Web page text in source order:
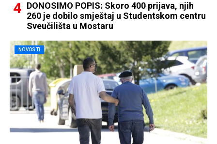
DONOSIMO POPIS: Skoro 400 prijava, njih
260 je dobilo smještaj u Studentskom centru
Sveučilišta u Mostaru
NOVOSTI